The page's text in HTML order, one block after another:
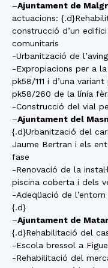
–Ajuntament de
actuacions:
construcció d’un
comunitaris
-Urbanització de
-Expropiacions per a
pk58/111 i d’una
pk58/260 de la línia
-Construcció del vial
–Ajuntament del
{.d}Urbanització del
Jaume Bertran i els
fase
-Renovació de la
piscina coberta i dels
-Adeqüació de
{.d}
–Ajuntament de
{.d}Rehabilitació del
-Escola bressol a
-Rehabilitació del